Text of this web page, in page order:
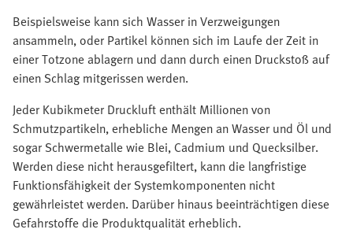
Beispielsweise kann sich Wasser in Verzweigungen
ansammeln, oder Partikel können sich im Laufe der Zeit in
einer Totzone ablagern und dann durch einen Druckstoß auf
einen Schlag mitgerissen werden.
Jeder Kubikmeter Druckluft enthält Millionen von
Schmutzpartikeln, erhebliche Mengen an Wasser und Öl und
sogar Schwermetalle wie Blei, Cadmium und Quecksilber.
Werden diese nicht herausgefiltert, kann die langfristige
Funktionsfähigkeit der Systemkomponenten nicht
gewährleistet werden. Darüber hinaus beeinträchtigen diese
Gefahrstoffe die Produktqualität erheblich.